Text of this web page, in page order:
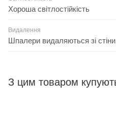
Хороша світлостійкість
Видалення
Шпалери видаляються зі
З цим товаром